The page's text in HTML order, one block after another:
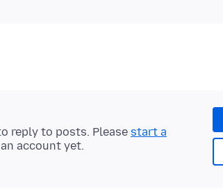
reply to posts. Please start a
account yet.